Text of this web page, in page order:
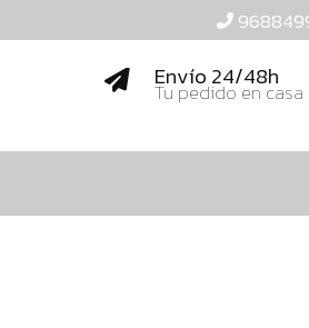
Envío 24/48h
Tu pedido en casa